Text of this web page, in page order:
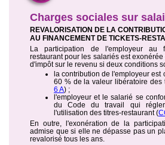
Charges sociales sur
REVALORISATION DE LA
AU FINANCEMENT DE TICKETS-
La participation de l'employeur au
restaurant pour les salariés est
d'impôt sur le revenu si deux conditions
la contribution de l'employeur est
60 % de la valeur libératoire des
6 A) ;
l'employeur et le salarié se
du Code du travail qui
l'utilisation des titres-restaurant (
En outre, l'exonération de la
admise que si elle ne dépasse pas un
revalorisé tous les ans.